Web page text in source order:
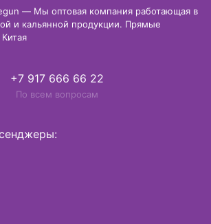
— Мы оптовая компания работающая в
и кальянной продукции. Прямые
+7 917 666 66 22
По всем вопросам